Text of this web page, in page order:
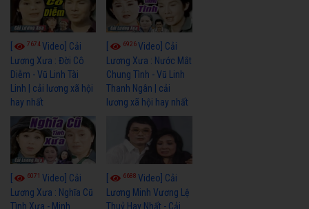
7674Video] Cải
Lương Xưa : Đời Cô
Diễm - Vũ Linh Tài
Linh | cải lương xã hội
hay nhất
6926Video] Cải
Lương Xưa : Nước Mắt
Chung Tình - Vũ Linh
Thanh Ngân | cải
lương xã hội hay nhất
6071 Video] Cải
Lương Xưa : Nghĩa Cũ
Tình Xưa - Minh
6688Video] Cải
Lương Minh Vương Lệ
Thuỷ Hay Nhất - Cải